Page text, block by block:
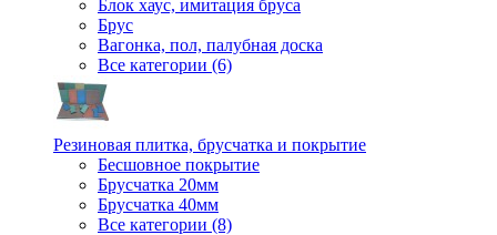
Блок хаус, имитация бруса
Брус
Вагонка, пол, палубная доска
Все категории (6)
Резиновая плитка, брусчатка и покрытие
Бесшовное покрытие
Брусчатка 20мм
Брусчатка 40мм
Все категории (8)